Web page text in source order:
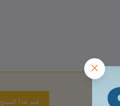
قيم هذا المنتج